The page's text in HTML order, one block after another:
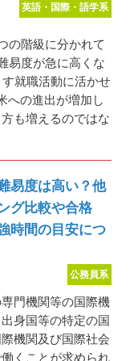
英語・国際・語学系
の階級に分かれて
易度が急に高くな
就職活動に活かせ
への進出が増加し
も増えるのではな
易度は高い？他
グ比較や合格
時間の目安につ
公務員系
門機関等の国際機
身国等の特定の国
機関及び国際社会
くことが求められ